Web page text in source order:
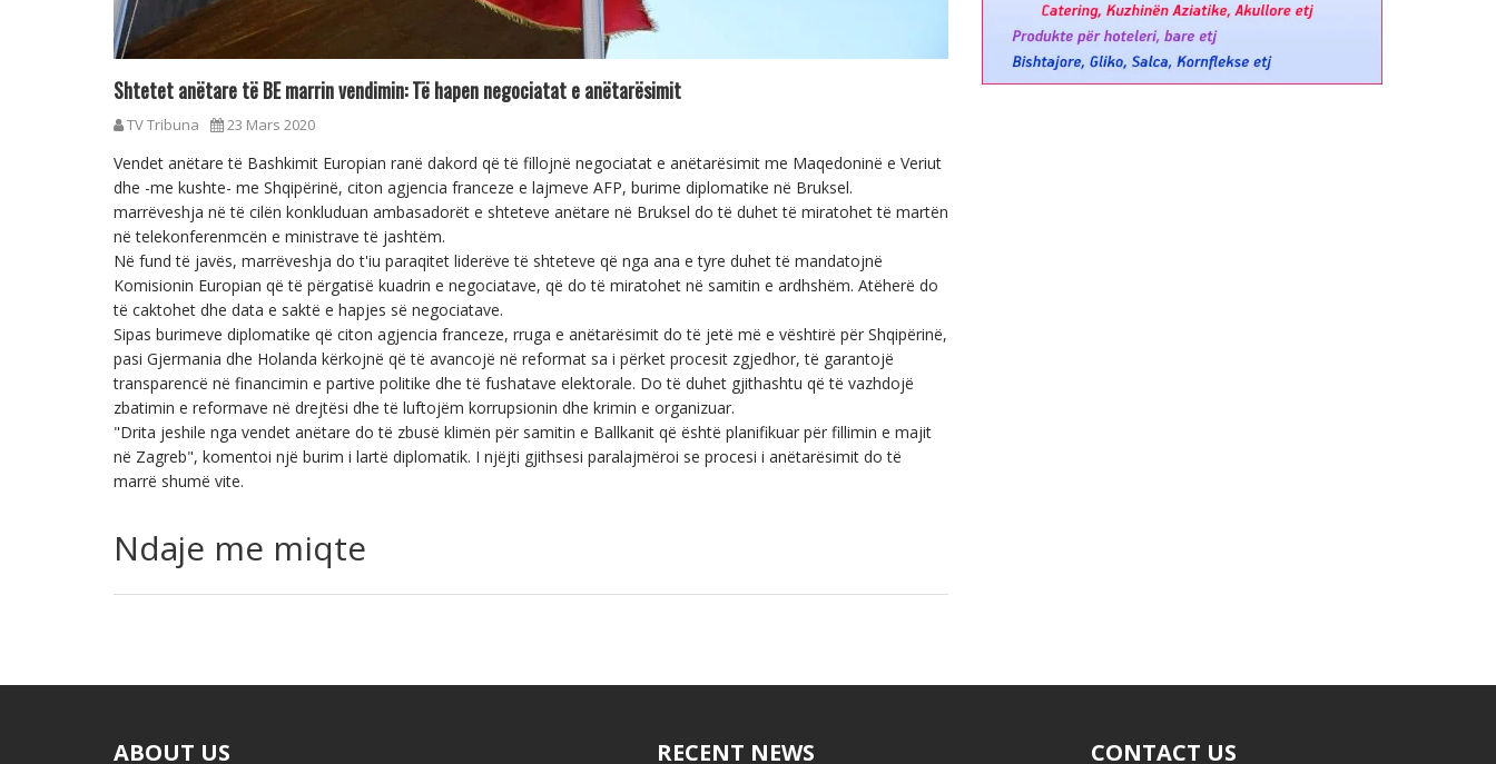
Shtetet anëtare të BE marrin vendimin: Të hapen negociatat e anëtarësimit
TV Tribuna 23 Mars 2020
Vendet anëtare të Bashkimit Europian ranë dakord që të fillojnë negociatat e anëtarësimit me Maqedoninë e Veriut
dhe -me kushte- me Shqipërinë, citon agjencia franceze e lajmeve AFP, burime diplomatike në Bruksel.
marrëveshja në të cilën konkluduan ambasadorët e shteteve anëtare në Bruksel do të duhet të miratohet të martën
në telekonferenmcën e ministrave të jashtëm.
Në fund të javës, marrëveshja do t'iu paraqitet liderëve të shteteve që nga ana e tyre duhet të mandatojnë
Komisionin Europian që të përgatisë kuadrin e negociatave, që do të miratohet në samitin e ardhshëm. Atëherë do
të caktohet dhe data e saktë e hapjes së negociatave.
Sipas burimeve diplomatike që citon agjencia franceze, rruga e anëtarësimit do të jetë më e vështirë për Shqipërinë,
pasi Gjermania dhe Holanda kërkojnë që të avancojë në reformat sa i përket procesit zgjedhor, të garantojë
transparencë në financimin e partive politike dhe të fushatave elektorale. Do të duhet gjithashtu që të vazhdojë
zbatimin e reformave në drejtësi dhe të luftojëm korrupsionin dhe krimin e organizuar.
"Drita jeshile nga vendet anëtare do të zbusë klimën për samitin e Ballkanit që është planifikuar për fillimin e majit
në Zagreb", komentoi një burim i lartë diplomatik. I njëjti gjithsesi paralajmëroi se procesi i anëtarësimit do të
marrë shumë vite.
Ndaje me miqte
ABOUT US RECENT NEWS CONTACT US